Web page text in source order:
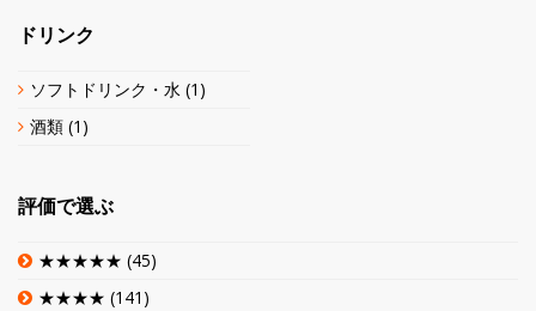
ドリンク
ソフトドリンク・水 (1)
酒類 (1)
評価で選ぶ
★★★★★ (45)
★★★★ (141)